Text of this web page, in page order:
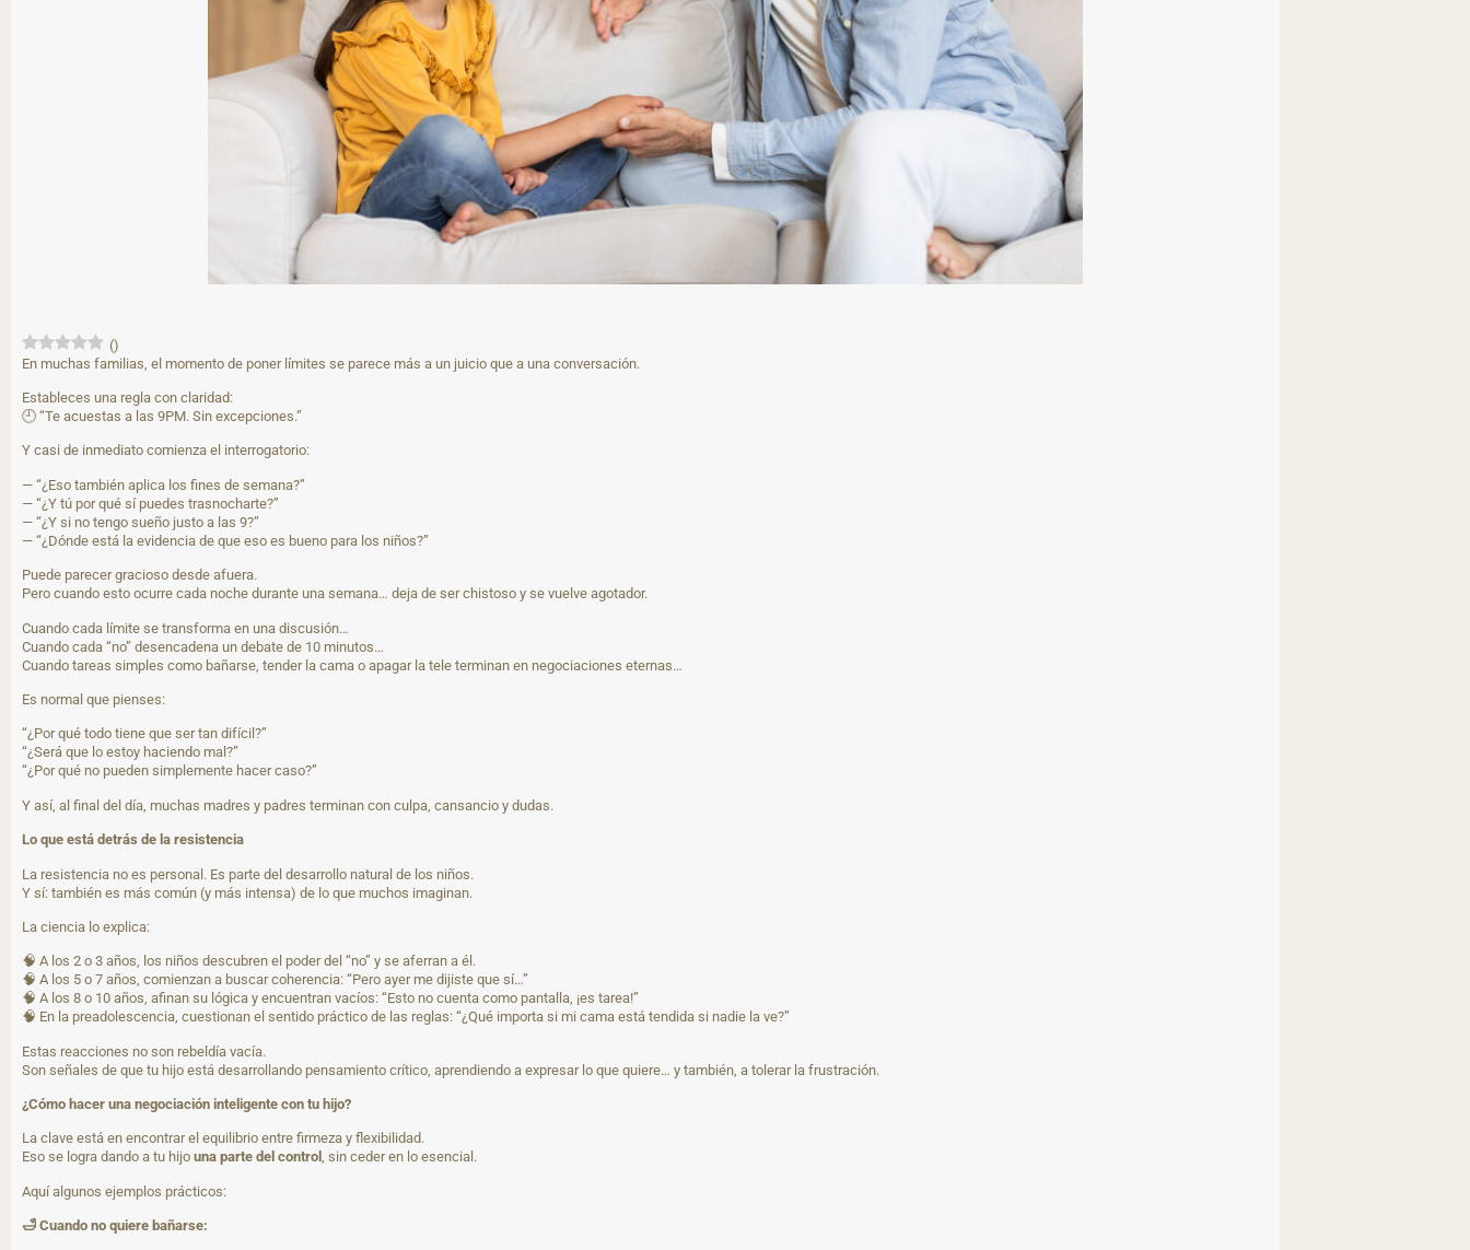
()
En muchas familias, el momento de poner límites se parece más a un juicio que a una conversación.
Estableces una regla con claridad:
🕘 “Te acuestas a las 9PM. Sin excepciones.”
Y casi de inmediato comienza el interrogatorio:
— “¿Eso también aplica los fines de semana?”
— “¿Y tú por qué sí puedes trasnocharte?”
— “¿Y si no tengo sueño justo a las 9?”
— “¿Dónde está la evidencia de que eso es bueno para los niños?”
Puede parecer gracioso desde afuera.
Pero cuando esto ocurre cada noche durante una semana… deja de ser chistoso y se vuelve agotador.
Cuando cada límite se transforma en una discusión…
Cuando cada “no” desencadena un debate de 10 minutos…
Cuando tareas simples como bañarse, tender la cama o apagar la tele terminan en negociaciones eternas…
Es normal que pienses:
“¿Por qué todo tiene que ser tan difícil?”
“¿Será que lo estoy haciendo mal?”
“¿Por qué no pueden simplemente hacer caso?”
Y así, al final del día, muchas madres y padres terminan con culpa, cansancio y dudas.
Lo que está detrás de la resistencia
La resistencia no es personal. Es parte del desarrollo natural de los niños.
Y sí: también es más común (y más intensa) de lo que muchos imaginan.
La ciencia lo explica:
🧠 A los 2 o 3 años, los niños descubren el poder del “no” y se aferran a él.
🧠 A los 5 o 7 años, comienzan a buscar coherencia: “Pero ayer me dijiste que sí…”
🧠 A los 8 o 10 años, afinan su lógica y encuentran vacíos: “Esto no cuenta como pantalla, ¡es tarea!”
🧠 En la preadolescencia, cuestionan el sentido práctico de las reglas: “¿Qué importa si mi cama está tendida si nadie la ve?”
Estas reacciones no son rebeldía vacía.
Son señales de que tu hijo está desarrollando pensamiento crítico, aprendiendo a expresar lo que quiere… y también, a tolerar la frustración.
¿Cómo hacer una negociación inteligente con tu hijo?
La clave está en encontrar el equilibrio entre firmeza y flexibilidad.
Eso se logra dando a tu hijo una parte del control , sin ceder en lo esencial.
Aquí algunos ejemplos prácticos:
🛁 Cuando no quiere bañarse: